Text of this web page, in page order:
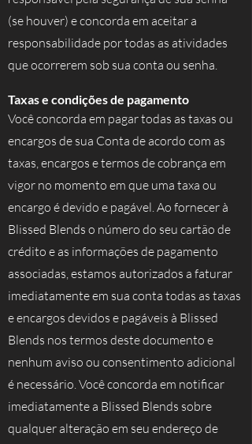
(se houver) e concorda em aceitar a
responsabilidade por todas as atividades
que ocorrerem sob sua conta ou senha.
Taxas e condições de pagamento
Você concorda em pagar todas as taxas ou
encargos de sua Conta de acordo com as
taxas, encargos e termos de cobrança em
vigor no momento em que uma taxa ou
encargo é devido e pagável. Ao fornecer à
Blissed Blends o número do seu cartão de
crédito e as informações de pagamento
associadas, estamos autorizados a faturar
imediatamente em sua conta todas as taxas
e encargos devidos e pagáveis à Blissed
Blends nos termos deste documento e
nenhum aviso ou consentimento adicional
é necessário. Você concorda em notificar
imediatamente a Blissed Blends sobre
qualquer alteração em seu endereço de